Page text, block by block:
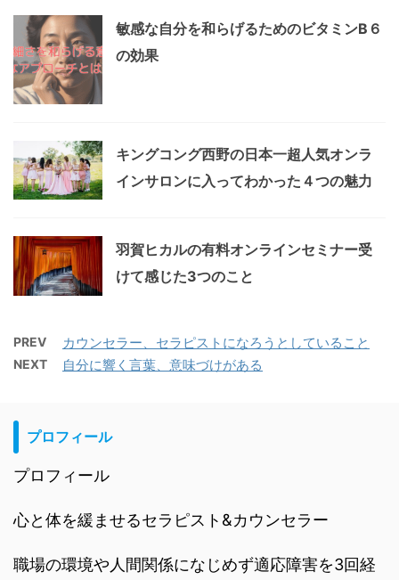
敏感な自分を和らげるためのビタミンB６
の効果
キングコング西野の日本一超人気オンラ
インサロンに入ってわかった４つの魅力
羽賀ヒカルの有料オンラインセミナー受
けて感じた3つのこと
PREV カウンセラー、セラピストになろうとしていること
NEXT 自分に響く言葉、意味づけがある
プロフィール
プロフィール
心と体を緩ませるセラピスト&カウンセラー
職場の環境や人間関係になじめず適応障害を3回経